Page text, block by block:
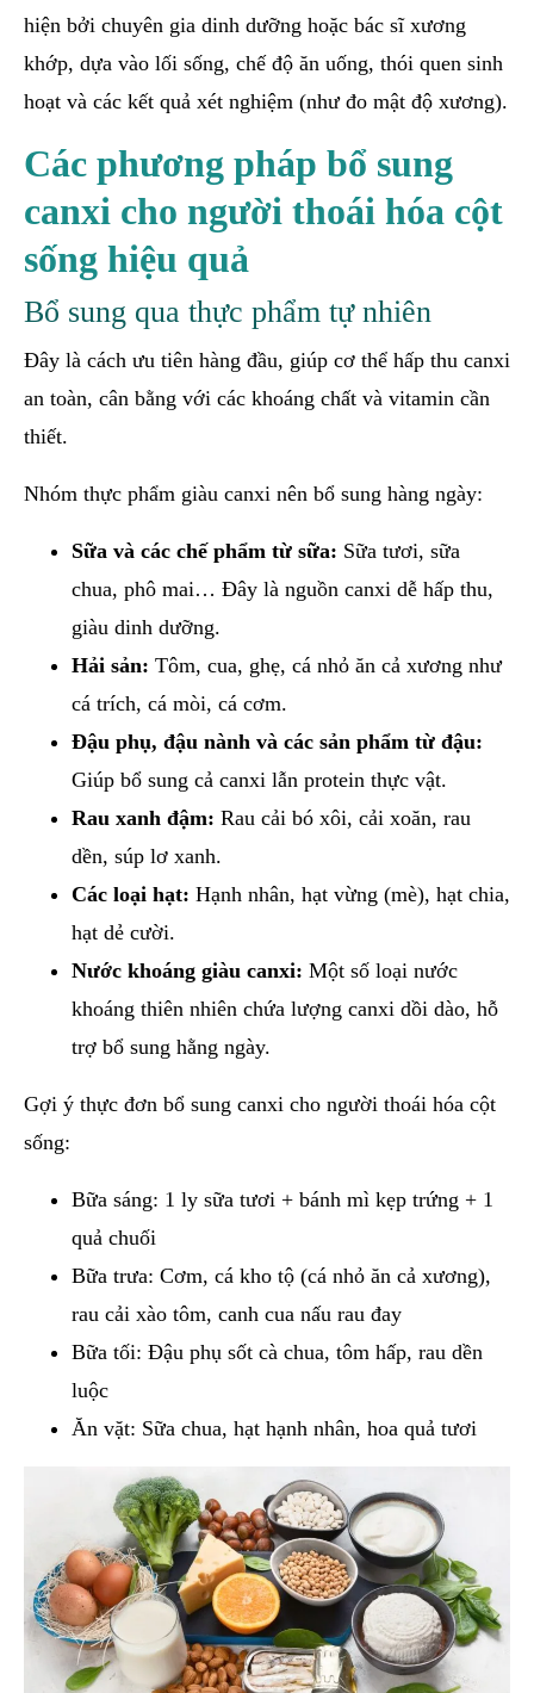
hiện bởi chuyên gia dinh dưỡng hoặc bác sĩ xương
khớp, dựa vào lối sống, chế độ ăn uống, thói quen sinh
hoạt và các kết quả xét nghiệm (như đo mật độ xương).
Các phương pháp bổ sung
canxi cho người thoái hóa cột
sống hiệu quả
Bổ sung qua thực phẩm tự nhiên
Đây là cách ưu tiên hàng đầu, giúp cơ thể hấp thu canxi
an toàn, cân bằng với các khoáng chất và vitamin cần
thiết.
Nhóm thực phẩm giàu canxi nên bổ sung hàng ngày:
Sữa và các chế phẩm từ sữa: Sữa tươi, sữa
chua, phô mai… Đây là nguồn canxi dễ hấp thu,
giàu dinh dưỡng.
Hải sản: Tôm, cua, ghẹ, cá nhỏ ăn cả xương như
cá trích, cá mòi, cá cơm.
Đậu phụ, đậu nành và các sản phẩm từ đậu:
Giúp bổ sung cả canxi lẫn protein thực vật.
Rau xanh đậm: Rau cải bó xôi, cải xoăn, rau
dền, súp lơ xanh.
Các loại hạt: Hạnh nhân, hạt vừng (mè), hạt chia,
hạt dẻ cười.
Nước khoáng giàu canxi: Một số loại nước
khoáng thiên nhiên chứa lượng canxi dồi dào, hỗ
trợ bổ sung hằng ngày.
Gợi ý thực đơn bổ sung canxi cho người thoái hóa cột
sống:
Bữa sáng: 1 ly sữa tươi + bánh mì kẹp trứng + 1
quả chuối
Bữa trưa: Cơm, cá kho tộ (cá nhỏ ăn cả xương),
rau cải xào tôm, canh cua nấu rau đay
Bữa tối: Đậu phụ sốt cà chua, tôm hấp, rau dền
luộc
Ăn vặt: Sữa chua, hạt hạnh nhân, hoa quả tươi